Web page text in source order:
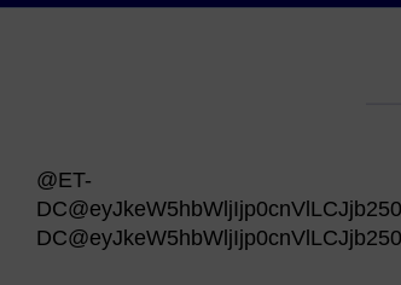
@ET-